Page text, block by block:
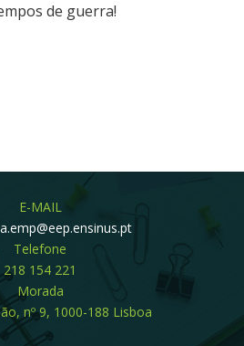
de guerra!
E-MAIL
Telefone
218 154 221
Morada
nº 9, 1000-188 Lisboa